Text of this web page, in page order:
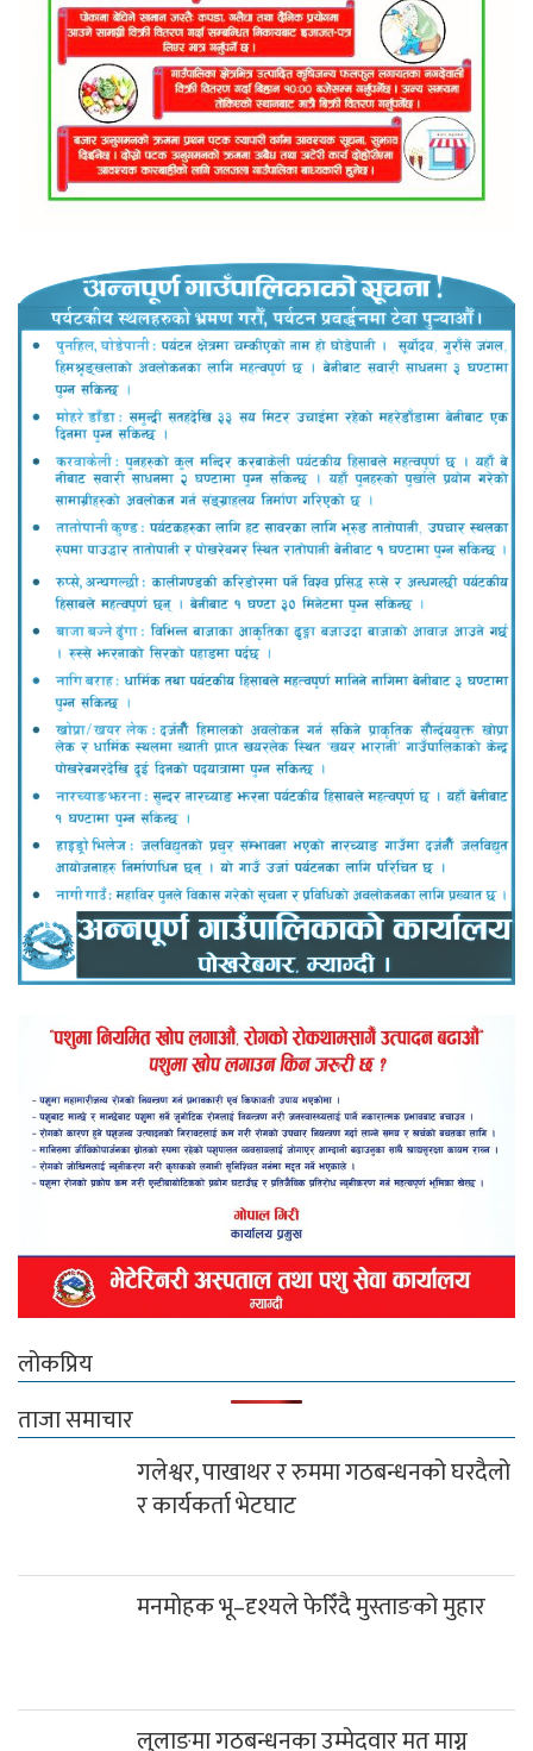
लोकप्रिय
ताजा समाचार
गलेश्वर, पाखाथर र रुममा गठबन्धनको घरदैलो
र कार्यकर्ता भेटघाट
मनमोहक भू–दृश्यले फेरिँदै मुस्ताङको मुहार
लुलाङमा गठबन्धनका उम्मेदवार मत माग्न